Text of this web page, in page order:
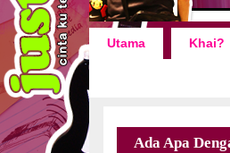
Utama Khai?
Ada Apa